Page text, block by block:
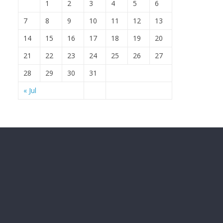
« Jul
1 2 3 4 5
6
7
8 9 10 11 12
13
14
15 16 17 18 19
20
21
22 23 24 25 26
27
28
29 30 31